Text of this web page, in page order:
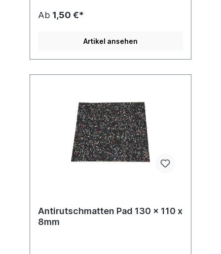
Ab 1,50 €*
Artikel ansehen
Antirutschmatten Pad 130 x 110 x
8mm